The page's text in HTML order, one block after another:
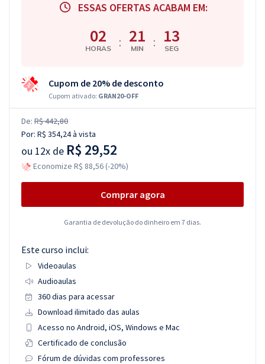
ESSAS OFERTAS ACABAM EM:
02
HORAS : 21
MIN : 12
SEG
Cupom de 20% de desconto
Cupom ativado: GRAN20-OFF
De: R$ 442,80
Por: R$ 354,24à vista
ou 12x de R$ 29,52
Economize R$ 88,56 (-20%)
Comprar agora
Garantia de devolução do dinheiro em 7 dias.
Este curso inclui:
Videoaulas
Audioaulas
360 dias para acessar
Download ilimitado das aulas
Acesso no Android, iOS, Windows e Mac
Certificado de conclusão
Fórum de dúvidas com professores